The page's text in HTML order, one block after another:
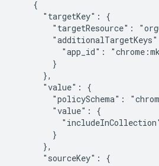
    {
      "targetKey": {
"targetResource":
"app_id":
        }
      },
      "value": {
"policySchema":
        "value": {
        }
      },
      "sourceKey": {